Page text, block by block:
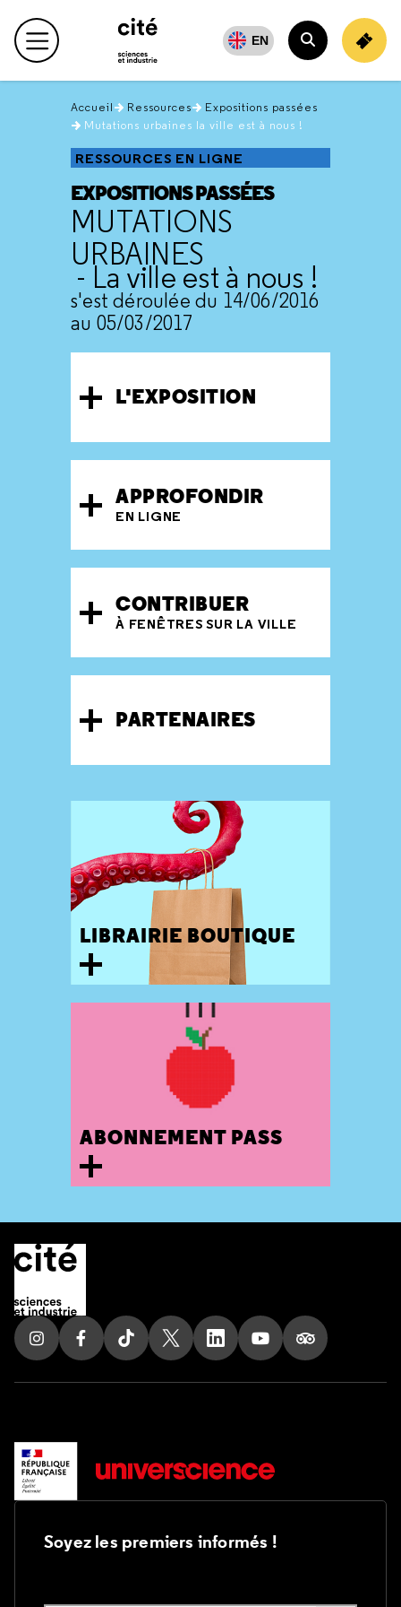
en
haut Menu principal EN
Rechercher
Accueil Ressources
Expositions passées
Mutations urbaines la ville est à nous !
RESSOURCES EN LIGNE
EXPOSITIONS PASSÉES
MUTATIONS
URBAINES
- La ville est à nous !
s'est déroulée du 14/06/2016
au 05/03/2017
L'EXPOSITION
APPROFONDIR
EN LIGNE
CONTRIBUER
À FENÊTRES SUR LA VILLE
PARTENAIRES
LIBRAIRIE BOUTIQUE
ABONNEMENT PASS
Suivez nous sur Instagram
Suivez nous sur Facebook
Suivez nous sur Tik Tok
Suivez nous sur X
Suivez nous sur LinkedIn
Suivez nous sur
Suivez nous
Soyez les premiers informés !